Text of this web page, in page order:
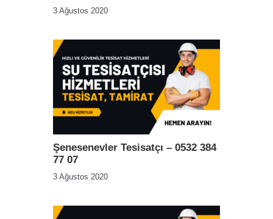
3 Ağustos 2020
Şenesenevler Tesisatçı – 0532 384
77 07
3 Ağustos 2020